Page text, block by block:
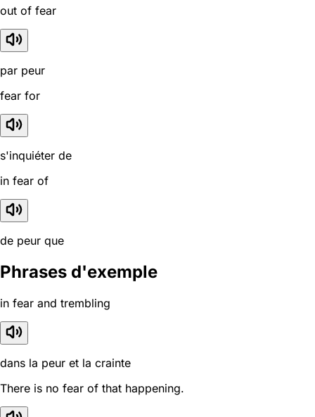
out of fear
par peur
fear for
s'inquiéter de
in fear of
de peur que
Phrases d'exemple
in fear and trembling
dans la peur et la crainte
There is no fear of that happening.